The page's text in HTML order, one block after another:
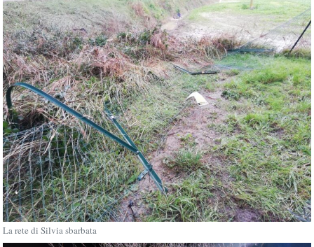
La rete di Silvia sbarbata